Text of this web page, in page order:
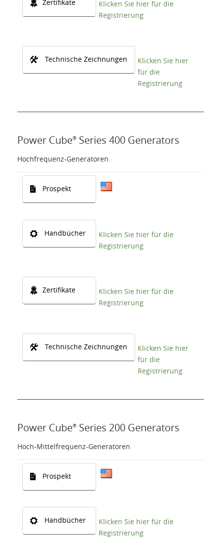
Zertifikate
Klicken Sie hier für die
Registrierung
Technische Zeichnungen
Klicken Sie hier
für die
Registrierung
Power Cube® Series 400 Generators
Hochfrequenz-Generatoren
Prospekt
Handbücher
Klicken Sie hier für die
Registrierung
Zertifikate
Klicken Sie hier für die
Registrierung
Technische Zeichnungen
Klicken Sie hier
für die
Registrierung
Power Cube® Series 200 Generators
Hoch-Mittelfrequenz-Generatoren
Prospekt
Handbücher
Klicken Sie hier für die
Registrierung